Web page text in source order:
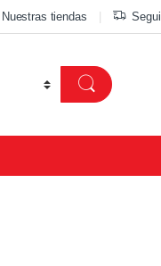
Nuestras tiendas